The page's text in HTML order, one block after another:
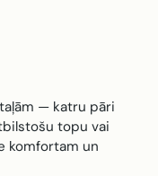
— katru pāri
topu vai
komfortam un